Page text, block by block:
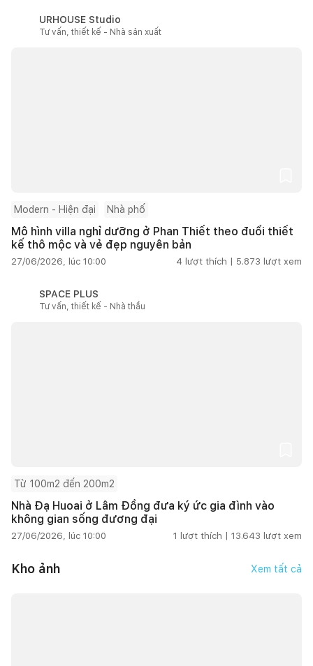
URHOUSE Studio
Tư vấn, thiết kế - Nhà sản xuất
Modern - Hiện đại Nhà phố
Mô hình villa nghỉ dưỡng ở Phan Thiết theo đuổi thiết
kế thô mộc và vẻ đẹp nguyên bản
27/06/2026, lúc 10:00 4 lượt thích | 5.873 lượt xem
SPACE PLUS
Tư vấn, thiết kế - Nhà thầu
Từ 100m2 đến 200m2
Nhà Đạ Huoai ở Lâm Đồng đưa ký ức gia đình vào
không gian sống đương đại
27/06/2026, lúc 10:00 1 lượt thích | 13.643 lượt xem
Kho ảnh Xem tất cả